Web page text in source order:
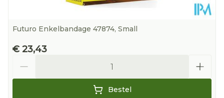
Futuro Enkelbandage 47874, Small
€ 23,43
Bestel